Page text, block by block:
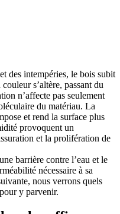
et des intempéries, le bois subit
s’altère, passant du
n’affecte pas seulement
du matériau. La
et rend la surface plus
provoquent un
et la prolifération de
barrière contre l’eau et le
nécessaire à sa
nous verrons quels
y parvenir.